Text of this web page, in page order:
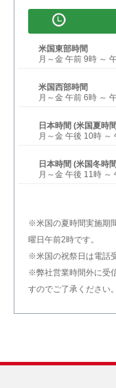
米国東部時間
月～金 午前 9時 ～
米国西部時間
月～金 午前 6時 ～
日本時間 (米国夏時
月～金 午後 10時 ～
日本時間 (米国冬時
月～金 午後 11時 ～
※米国の夏時間実施期
曜日午前2時です。
※米国の祝祭日は電話
※弊社営業時間外に受
すのでご了承ください。